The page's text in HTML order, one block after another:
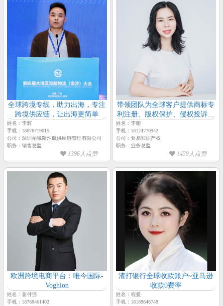
全球跨境专线，助力出海，专注
跨境供应链，让出海更简单
姓名：李辉
手机：18676719015
公司：深圳柏域斯浩航供应链管理有限公司
职务：销售总监
1396人点赞
带领团队为全球客户提供商标专
利注册、版权保护、侵权投诉及
税务筹划等专业解决方案【亚易
知识产权-市场总监-李珊】
姓名：李珊
手机：18124770942
公司：亚易知识产权
职务：业务总监
1439人点赞
欧洲跨境电商平台：唯今国际-
Voghion
姓名：姜付强
手机：18768461402
渣打银行全球收款账户~亚马逊
收款0费率
姓名：程曼
手机：18188646748